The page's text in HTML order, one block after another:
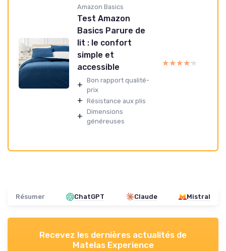
Amazon Basics
Test Amazon
Basics Parure de
lit : le confort
simple et
accessible
+ Bon rapport qualité-
prix
+ Résistance aux plis
+ Dimensions
généreuses
★★★★★
★★★★★
Résumer ChatGPT Claude Mistral
Recevez les dernières actualités de
Matelas Experience